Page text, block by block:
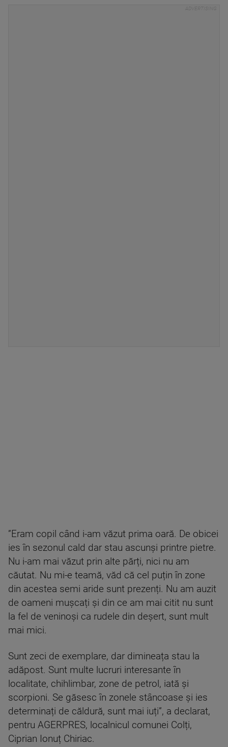
”Eram copil când i-am văzut prima oară. De obicei
ies în sezonul cald dar stau ascunși printre pietre.
Nu i-am mai văzut prin alte părți, nici nu am
căutat. Nu mi-e teamă, văd că cel puțin în zone
din acestea semi aride sunt prezenți. Nu am auzit
de oameni mușcați și din ce am mai citit nu sunt
la fel de veninoși ca rudele din deșert, sunt mult
mai mici.
Sunt zeci de exemplare, dar dimineața stau la
adăpost. Sunt multe lucruri interesante în
localitate, chihlimbar, zone de petrol, iată și
scorpioni. Se găsesc în zonele stâncoase și ies
determinați de căldură, sunt mai iuți”, a declarat,
pentru AGERPRES, localnicul comunei Colți,
Ciprian Ionuț Chiriac.